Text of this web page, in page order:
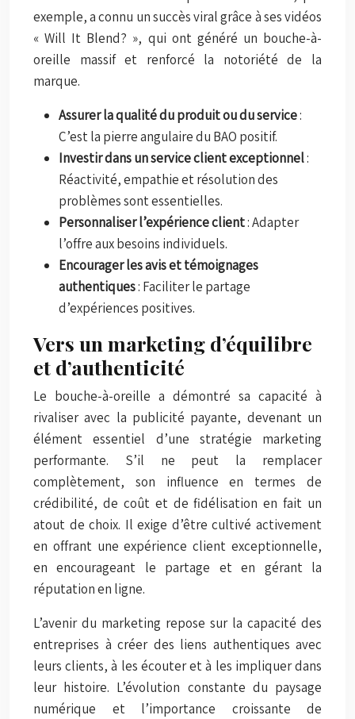
exemple, a connu un succès viral grâce à ses vidéos
« Will It Blend? », qui ont généré un bouche-à-
oreille massif et renforcé la notoriété de la
marque.
Assurer la qualité du produit ou du service:
C’est la pierre angulaire du BAO positif.
Investir dans un service client exceptionnel:
Réactivité, empathie et résolution des
problèmes sont essentielles.
Personnaliser l’expérience client: Adapter
l’offre aux besoins individuels.
Encourager les avis et témoignages
authentiques: Faciliter le partage
d’expériences positives.
Vers un marketing d’équilibre
et d’authenticité
Le bouche-à-oreille a démontré sa capacité à
rivaliser avec la publicité payante, devenant un
élément essentiel d’une stratégie marketing
performante. S’il ne peut la remplacer
complètement, son influence en termes de
crédibilité, de coût et de fidélisation en fait un
atout de choix. Il exige d’être cultivé activement
en offrant une expérience client exceptionnelle,
en encourageant le partage et en gérant la
réputation en ligne.
L’avenir du marketing repose sur la capacité des
entreprises à créer des liens authentiques avec
leurs clients, à les écouter et à les impliquer dans
leur histoire. L’évolution constante du paysage
numérique et l’importance croissante de